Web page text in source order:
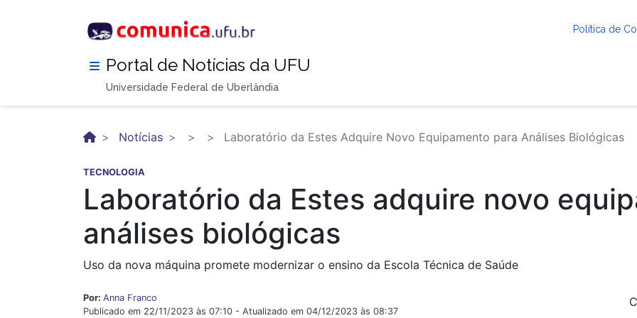
Política de
Portal de Notícias da UFU
Universidade Federal de Uberlândia
Notícias Laboratório da Estes Adquire Novo Equipamento para Análises Biológicas
TECNOLOGIA
Laboratório da Estes adquire novo
análises biológicas
Uso da nova máquina promete modernizar o ensino da Escola Técnica de Saúde
Por: Anna Franco
Publicado em 22/11/2023 às 07:10 - Atualizado em 04/12/2023 às 08:37